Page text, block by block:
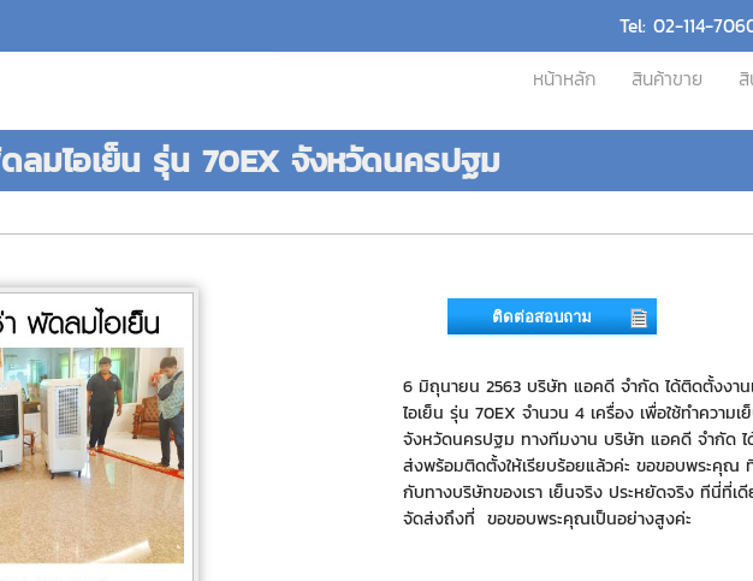
Tel: 02-114-
หน้าหลัก
สินค้าขาย
ลมไอเย็น รุ่น 70EX จังหวัดนครปฐม
6 มิถุนายน 2563 บริษัท แอคดี จำกัด ได้ติดตั้งงาน
ไอเย็น รุ่น 70EX จำนวน 4 เครื่อง เพื่อใช้ทำความเ
จังหวัดนครปฐม ทางทีมงาน บริษัท แอคดี จำกัด ไ
ส่งพร้อมติดตั้งให้เรียบร้อยแล้วค่ะ ขอขอบพระคุณ
กับทางบริษัทของเรา เย็นจริง ประหยัดจริง ทีนี่ที่เ
จัดส่งถึงที่ ขอขอบพระคุณเป็นอย่างสูงค่ะ